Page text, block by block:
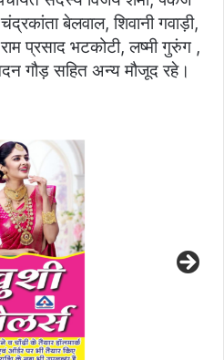
बेलवाल, शिवानी गवाड़ी,
प्रसाद भटकोटी, लष्मी गुरुंग ,
गौड़ सहित अन्य मौजूद रहे।